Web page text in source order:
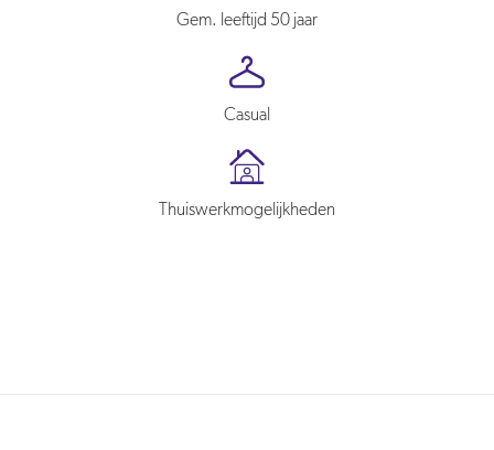
Gem. leeftijd 50 jaar
Casual
Thuiswerkmogelijkheden